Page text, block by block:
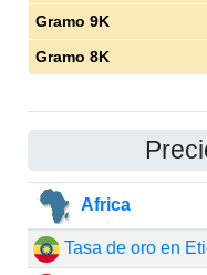
Gramo 9K
Gramo 8K
Africa
Tasa de oro en